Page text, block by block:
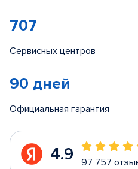
707
Сервисных центров
90 дней
Официальная гарантия
4.9 97 757